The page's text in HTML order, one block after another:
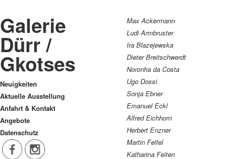
Galerie
Dürr /
Gkotses
Neuigkeiten
Aktuelle Ausstellung
Anfahrt & Kontakt
Angebote
Datenschutz
Max Ackermann
Ludi Armbruster
Ira Blazejewska
Dieter Breitschwerdt
Noronha da Costa
Ugo Dossi
Sonja Ebner
Emanuel Eckl
Alfred Eichhorn
Herbert Enzner
Martin Feifel
Katharina Feiten